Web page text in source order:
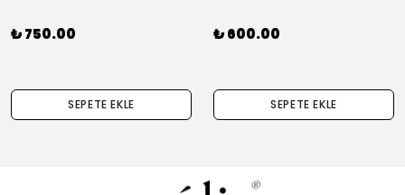
₺ 750.00
SEPETE EKLE
₺ 600.00
SEPETE EKLE